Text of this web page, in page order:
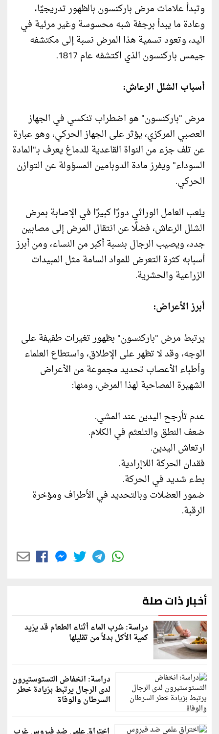
وتبدأ علامات مرض باركنسون بالظهور تدريجيًا،
وعادة ما يبدأ برجفة شبه محسوسة وغير مرئية في
اليد، وتعود تسمية هذا المرض نسبة إلى مكتشفه
جيمس باركنسون الذي اكتشفه عام 1817.
أسباب الشلل الرعاش:
مرض "باركنسون" هو اضطراب تنكسي في الجهاز
العصبي المركزي، يؤثر على الجهاز الحركي، وهو عبارة
عن تلف جزء من النواة القاعدية للدماغ يعرف بـ"المادة
السوداء" ويفرز مادة الدوبامين المسؤولة عن التوازن
الحركي.
يلعب العامل الوراثي دورًا كبيرًا في الإصابة بمرض
الشلل الرعاش، فضلًا عن انتقال المرض إلى مصابين
جدد، ويصيب الرجال بنسبة أكبر من النساء، ومن أبرز
أسبابه كثرة التعرض للمواد السامة مثل المبيدات
الزراعية والحشرية.
أبرز الأعراض:
يرتبط مرض "باركنسون" بظهور تغيرات طفيفة على
الوجه، وقد لا تظهر على الإطلاق، واستطاع العلماء
وأطباء الأعصاب تحديد مجموعة من الأعراض
الشهيرة المصاحبة لهذا المرض، ومنها:
عدم تأرجح اليدين عند المشي.
ضعف النطق والتلعثم في الكلام.
ارتعاش اليدين.
فقدان الحركة اللاإرادية.
بطء شديد في الحركة.
ضمور العضلات وبالتحديد في الأطراف ومؤخرة
الرقبة.
أخبار ذات صلة
دراسة: شرب الماء أثناء الطعام قد يزيد
كمية الأكل بدلاً من تقليلها
دراسة: انخفاض التستوستيرون
لدى الرجال يرتبط بزيادة خطر
السرطان والوفاة